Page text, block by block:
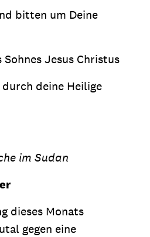
bitten um Deine
Jesus Christus
deine Heilige
im Sudan
dieses Monats
gegen eine